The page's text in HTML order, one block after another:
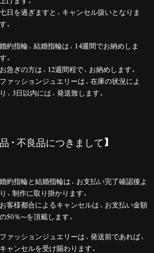
七日を過ぎますと、キャンセル扱いとなりま
す。
婚約指輪、結婚指輪は、14週間でお納めしま
す。
お急ぎの方は、12週間程で、お納めします。
ファッションジュエリーは、在庫の状況によ
り、3日以内には、発送致します。
・不良品につきまして】
婚約指輪と結婚指輪は、お支払い完了確認後よ
り、制作に取り掛かります。
お客様都合によるキャンセルは、お支払い金額
の50％～を頂戴します。
ファッションジュエリーは、発送前であれば、
キャンセルを受け賜わります。